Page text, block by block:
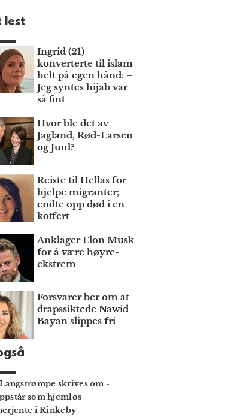
lest
Ingrid (21)
konverterte til islam
helt på egen hånd: –
Jeg syntes hijab var
så fint
Hvor ble det av
Jagland, Rød-Larsen
og Juul?
Reiste til Hellas for
hjelpe migranter;
endte opp død i en
koffert
Anklager Elon Musk
for å være høyre­
ekstrem
Forsvarer ber om at
draps­siktede Nawid
Bayan slippes fri
skrives om -
som hjemløs
i Rinkeby